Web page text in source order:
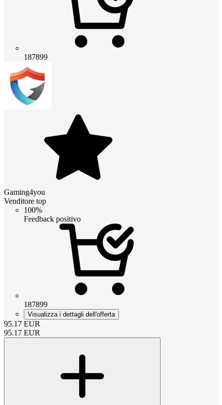
187899
Gaming4you
Venditore top
100%
Feedback positivo
187899
Visualizza i dettagli dell'offerta
95.17 EUR
95.17 EUR